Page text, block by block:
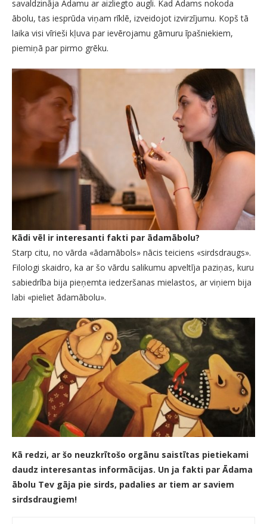
savaldzināja Ādamu ar aizliegto augli. Kad Ādams nokoda
ābolu, tas iesprūda viņam rīklē, izveidojot izvirzījumu. Kopš tā
laika visi vīrieši kļuva par ievērojamu gāmuru īpašniekiem,
piemiņā par pirmo grēku.
Kādi vēl ir interesanti fakti par ādamābolu?
Starp citu, no vārda «ādamābols» nācis teiciens «sirdsdraugs».
Filologi skaidro, ka ar šo vārdu salikumu apveltīja paziņas, kuru
sabiedrība bija pieņemta iedzeršanas mielastos, ar viņiem bija
labi «pieliet ādamābolu».
Kā redzi, ar šo neuzkrītošo orgānu saistītas pietiekami
daudz interesantas informācijas. Un ja fakti par Ādama
ābolu Tev gāja pie sirds, padalies ar tiem ar saviem
sirdsdraugiem!